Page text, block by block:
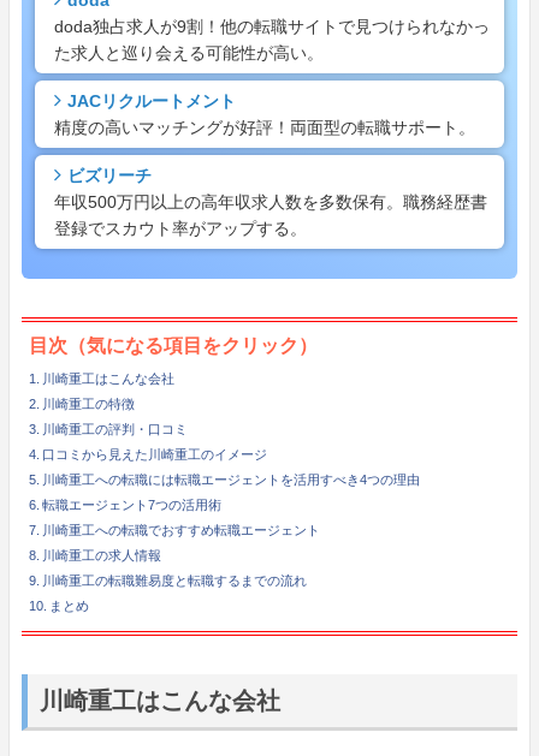
doda独占求人が9割！他の転職サイトで見つけられなかっ
た求人と巡り会える可能性が高い。
JACリクルートメント
精度の高いマッチングが好評！両面型の転職サポート。
ビズリーチ
年収500万円以上の高年収求人数を多数保有。職務経歴書
登録でスカウト率がアップする。
目次（気になる項目をクリック）
川崎重工はこんな会社
川崎重工の特徴
川崎重工の評判・口コミ
口コミから見えた川崎重工のイメージ
川崎重工への転職には転職エージェントを活用すべき4つの理由
転職エージェント7つの活用術
川崎重工への転職でおすすめ転職エージェント
川崎重工の求人情報
川崎重工の転職難易度と転職するまでの流れ
まとめ
川崎重工はこんな会社